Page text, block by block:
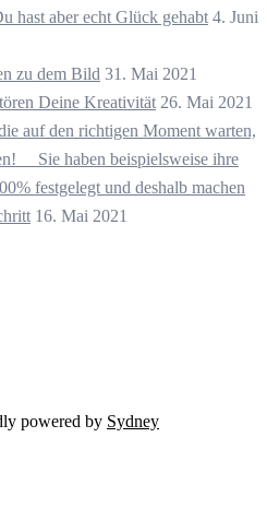
aber echt Glück gehabt 4. Juni
zu dem Bild 31. Mai 2021
Deine Kreativität 26. Mai 2021
auf den richtigen Moment warten,
⠀ Sie haben beispielsweise ihre
festgelegt und deshalb machen
16. Mai 2021
powered by Sydney